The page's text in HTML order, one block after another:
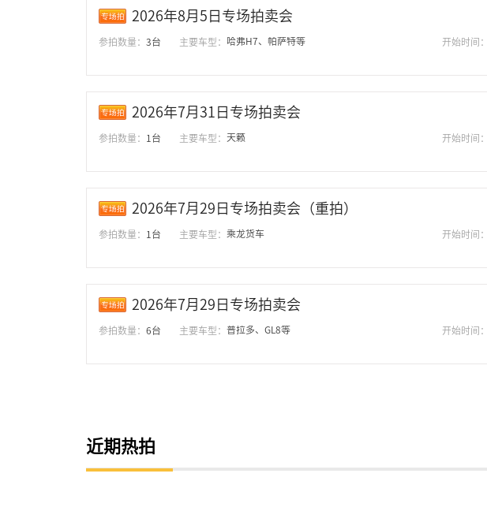
2026年8月5日专场拍卖会
参拍数量： 3台 主要车型： 哈弗H7、帕萨特等 开始时间：
2026年7月31日专场拍卖会
参拍数量： 1台 主要车型： 天籁 开始时间：
2026年7月29日专场拍卖会（重拍）
参拍数量： 1台 主要车型： 乘龙货车 开始时间：
2026年7月29日专场拍卖会
参拍数量： 6台 主要车型： 普拉多、GL8等 开始时间：
近期热拍